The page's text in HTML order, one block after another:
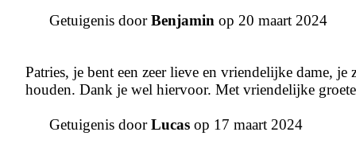
Getuigenis doorBenjamin op 20 maart 2024
Patries, je bent een zeer lieve en vriendelijke dame,
houden. Dank je wel hiervoor. Met vriendelijke
Getuigenis doorLucas op 17 maart 2024